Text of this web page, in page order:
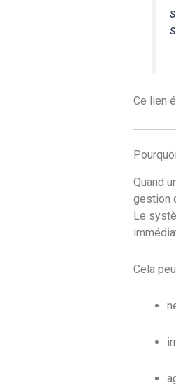
Ce lien
Quand
gestion
Le
Cela